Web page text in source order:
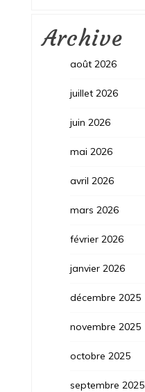
Archive
août 2026
juillet 2026
juin 2026
mai 2026
avril 2026
mars 2026
février 2026
janvier 2026
décembre 2025
novembre 2025
octobre 2025
septembre 2025